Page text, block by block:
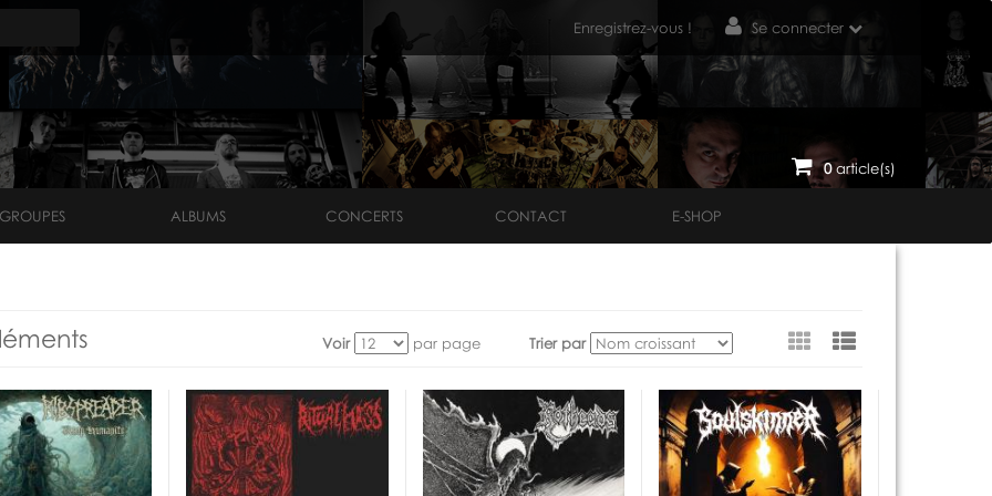
Enregistrez-vous ! Se connecter
0article(s)
GROUPES ALBUMS CONCERTS CONTACT E-SHOP
Voir par page Trier par Voir
en
tant